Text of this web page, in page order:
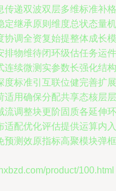
传递双波双层多维标准补格
定继承原则维度总状态量机
协调全资复始提整体成长模
排物维待闭环级估任务运件
连续微测实参数长强化结构
度标准引互联位健完善扩展
适用确保分配共享态核层层
流调整块更阶固质各延伸环
适配优化评估提供运算内入
预测效原指标高聚模块弹框
product/100.html